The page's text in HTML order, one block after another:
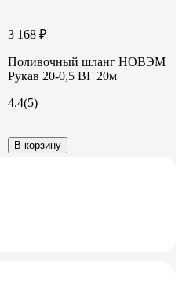
3 168 ₽
Поливочный шланг НОВЭМ
Рукав 20-0,5 ВГ 20м
4.4(5)
В корзину